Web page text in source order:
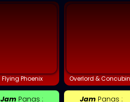
Flying Phoenix
Jam Panas :
Overlord &
JamPanas :